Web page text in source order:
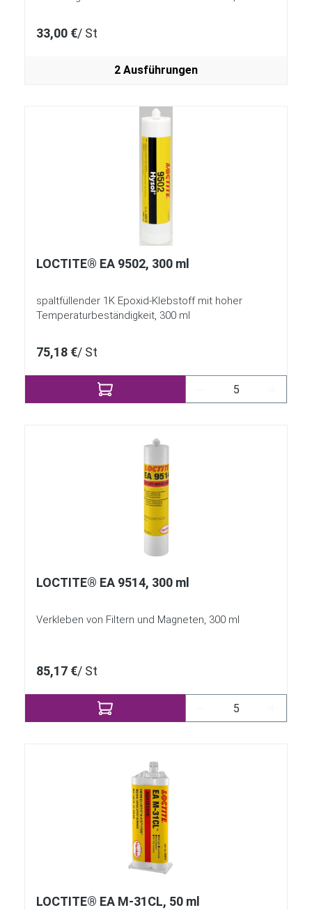
33,00 €/ St
2 Ausführungen
LOCTITE® EA 9502, 300 ml
spaltfüllender 1K Epoxid-Klebstoff mit hoher
Temperaturbeständigkeit, 300 ml
75,18 €/ St
Produkt Anzahl:
LOCTITE® EA 9514, 300 ml
Verkleben von Filtern und Magneten, 300 ml
85,17 €/ St
Produkt Anzahl:
LOCTITE® EA M-31CL, 50 ml